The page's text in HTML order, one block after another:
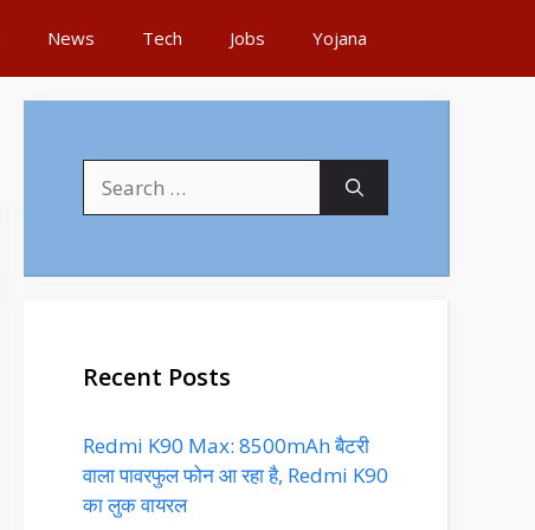
News Tech Jobs Yojana
for:
Recent Posts
Redmi K90 Max: 8500mAh बैटरी
वाला पावरफुल फोन आ रहा है, Redmi K90
का लुक वायरल